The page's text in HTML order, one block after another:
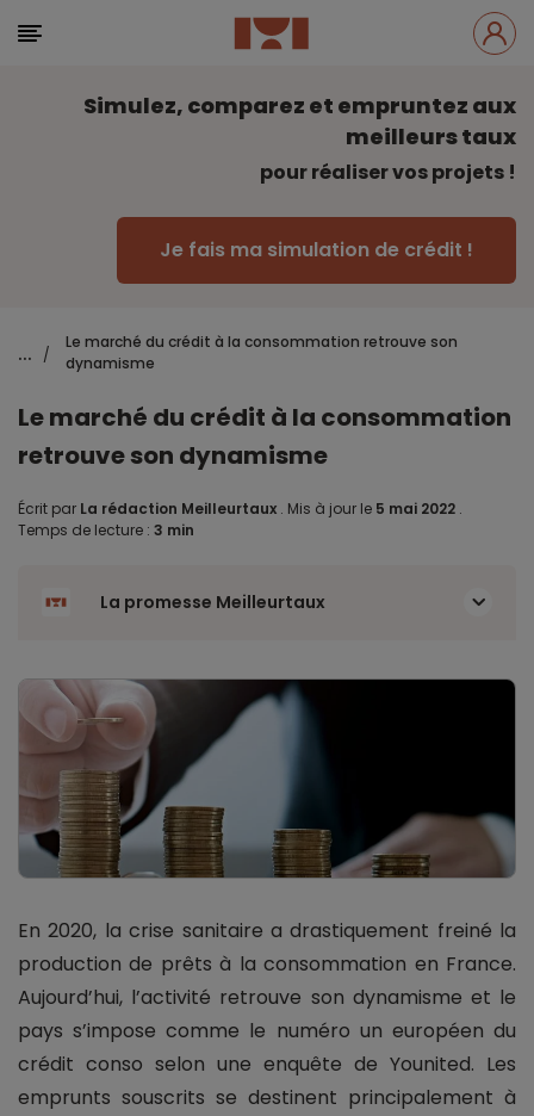
Simulez, comparez et empruntez aux
meilleurs taux
pour réaliser vos projets !
Je fais ma simulation de crédit !
... /
Le marché du crédit à la consommation retrouve son
dynamisme
Le marché du crédit à la consommation
retrouve son dynamisme
Écrit par La rédaction Meilleurtaux . Mis à jour le 5 mai 2022 .
Temps de lecture : 3 min
La promesse Meilleurtaux
En 2020, la crise sanitaire a drastiquement freiné la
production de prêts à la consommation en France.
Aujourd’hui, l’activité retrouve son dynamisme et le
pays s’impose comme le numéro un européen du
crédit conso selon une enquête de Younited. Les
emprunts souscrits se destinent principalement à